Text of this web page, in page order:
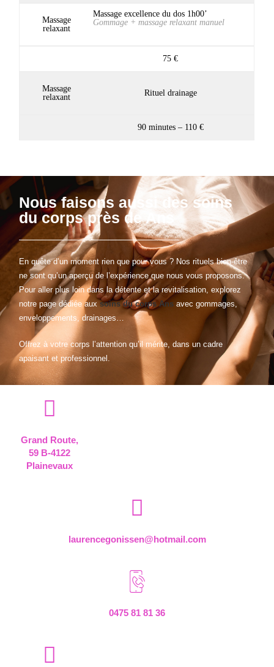
Massage
relaxant
Massage excellence du dos 1h00’
Gommage + massage relaxant manuel
75 €
Massage
relaxant
Rituel drainage
90 minutes – 110 €
Nous faisons aussi des soins
du corps près de Ans
En quête d’un moment rien que pour vous ? Nos rituels bien-être
ne sont qu’un aperçu de l’expérience que nous vous proposons.
Pour aller plus loin dans la détente et la revitalisation, explorez
notre page dédiée auxsoins du corps Ans avec gommages,
enveloppements, drainages…
Offrez à votre corps l’attention qu’il mérite, dans un cadre
apaisant et professionnel.
Grand Route,
59 B-4122
Plainevaux
laurencegonissen@hotmail.com
0475 81 81 36